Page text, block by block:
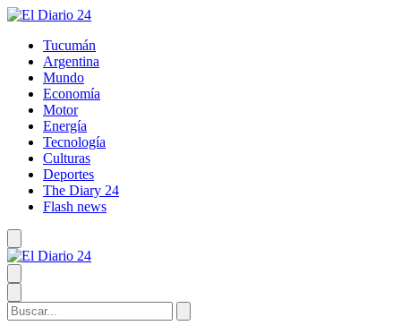
Tucumán
Argentina
Mundo
Economía
Motor
Energía
Tecnología
Culturas
Deportes
The Diary 24
Flash news